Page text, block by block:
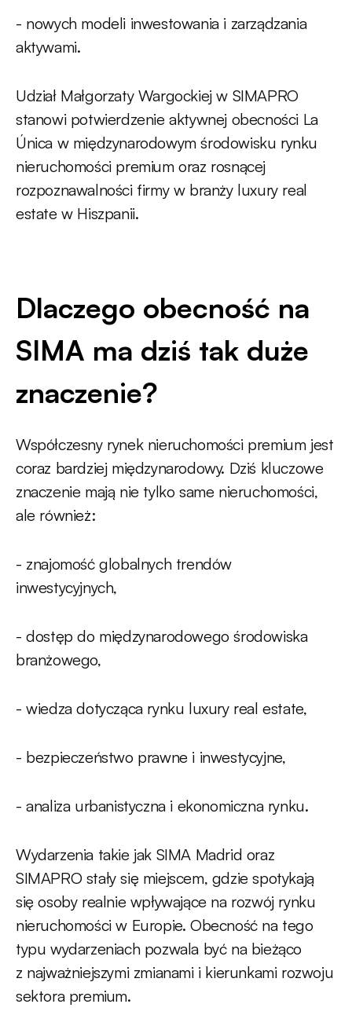
- nowych modeli inwestowania i zarządzania
aktywami.
Udział Małgorzaty Wargockiej w SIMAPRO
stanowi potwierdzenie aktywnej obecności La
Única w międzynarodowym środowisku rynku
nieruchomości premium oraz rosnącej
rozpoznawalności firmy w branży luxury real
estate w Hiszpanii.
Dlaczego obecność na
SIMA ma dziś tak duże
znaczenie?
Współczesny rynek nieruchomości premium jest
coraz bardziej międzynarodowy. Dziś kluczowe
znaczenie mają nie tylko same nieruchomości,
ale również:
- znajomość globalnych trendów
inwestycyjnych,
- dostęp do międzynarodowego środowiska
branżowego,
- wiedza dotycząca rynku luxury real estate,
- bezpieczeństwo prawne i inwestycyjne,
- analiza urbanistyczna i ekonomiczna rynku.
Wydarzenia takie jak SIMA Madrid oraz
SIMAPRO stały się miejscem, gdzie spotykają
się osoby realnie wpływające na rozwój rynku
nieruchomości w Europie. Obecność na tego
typu wydarzeniach pozwala być na bieżąco
z najważniejszymi zmianami i kierunkami rozwoju
sektora premium.